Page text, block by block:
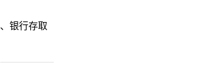
银行存取